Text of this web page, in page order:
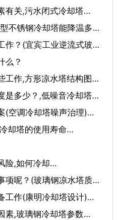
有关,污水闭式冷却塔…
不锈钢冷却塔能降温多少
作？(宜宾工业逆流式玻璃
么？
工作,方形凉水塔结构图…
是多少？,低噪音冷却塔与
(空调冷却塔噪声治理)…
却塔的使用寿命…
险,如何冷却…
呢？(玻璃钢凉水塔质量)
工作(康明冷却塔设计)…
素,玻璃钢冷却塔参数…